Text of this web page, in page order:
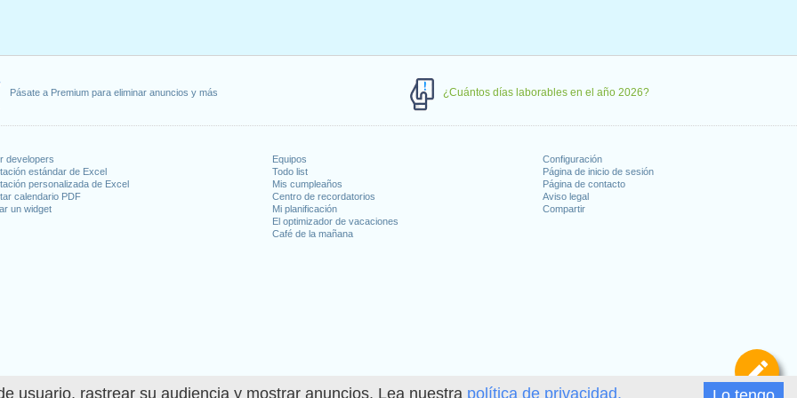
usuario, rastrear su audiencia y mostrar anuncios. Lea nuestra política de privacidad.
Pásate a Premium para eliminar anuncios y más ¿Cuántos días laborables en el año 2026?
developers
estándar de Excel
personalizada de Excel
calendario PDF
un widget
Equipos
Todo list
Mis cumpleaños
Centro de recordatorios
Mi planificación
El optimizador de vacaciones
Café de la mañana
Configuración
Página de inicio de sesión
Página de contacto
Aviso legal
Compartir
2023
Day
4, 2023
noviembre 10, 2023
23, 2023
2023
2022 in Estados Unidos (Federal holidays)?